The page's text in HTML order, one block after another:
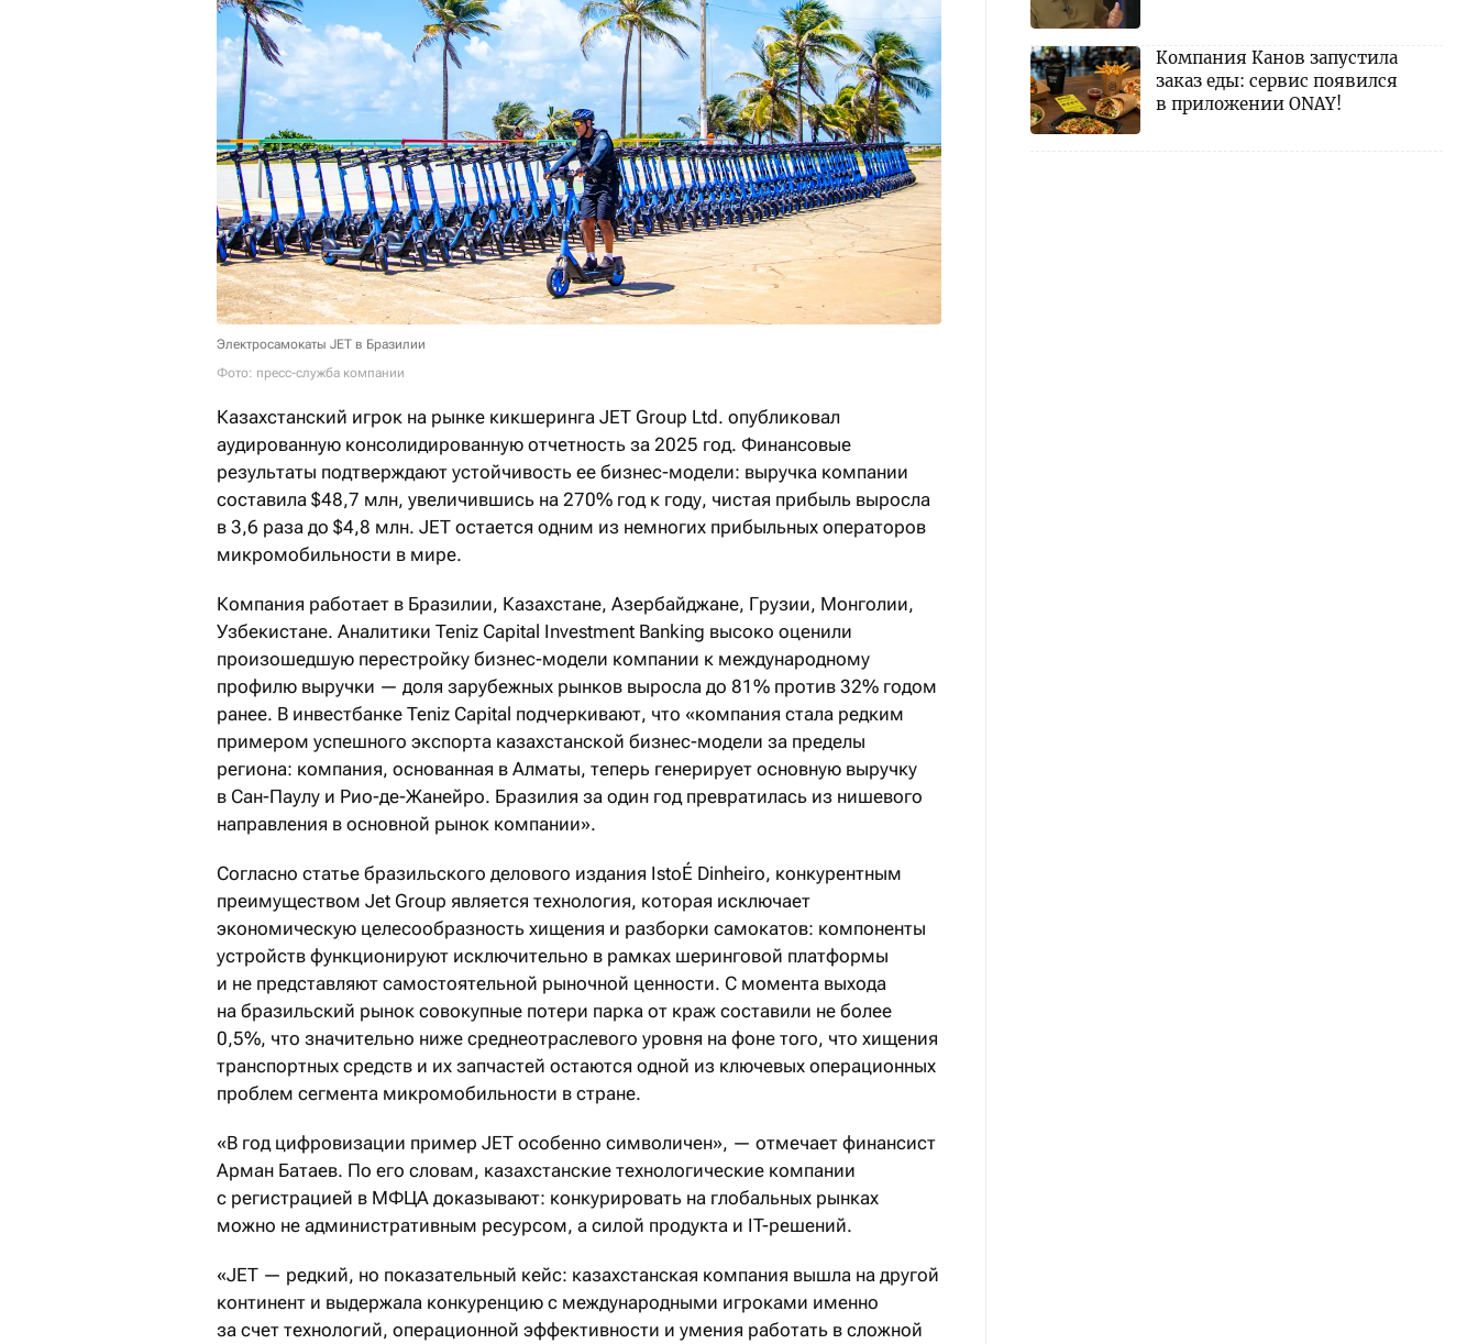
Электросамокаты JET в Бразилии
Фото: пресс-служба компании
Казахстанский игрок на рынке кикшеринга JET Group Ltd. опубликовал
аудированную консолидированную отчетность за 2025 год. Финансовые
результаты подтверждают устойчивость ее бизнес-модели: выручка компании
составила $48,7 млн, увеличившись на 270% год к году, чистая прибыль выросла
в 3,6 раза до $4,8 млн. JET остается одним из немногих прибыльных операторов
микромобильности в мире.
Компания работает в Бразилии, Казахстане, Азербайджане, Грузии, Монголии,
Узбекистане. Аналитики Teniz Capital Investment Banking высоко оценили
произошедшую перестройку бизнес-модели компании к международному
профилю выручки — доля зарубежных рынков выросла до 81% против 32% годом
ранее. В инвестбанке Teniz Capital подчеркивают, что «компания стала редким
примером успешного экспорта казахстанской бизнес-модели за пределы
региона: компания, основанная в Алматы, теперь генерирует основную выручку
в Сан-Паулу и Рио-де-Жанейро. Бразилия за один год превратилась из нишевого
направления в основной рынок компании».
Согласно статье бразильского делового издания IstoÉ Dinheiro, конкурентным
преимуществом Jet Group является технология, которая исключает
экономическую целесообразность хищения и разборки самокатов: компоненты
устройств функционируют исключительно в рамках шеринговой платформы
и не представляют самостоятельной рыночной ценности. С момента выхода
на бразильский рынок совокупные потери парка от краж составили не более
0,5%, что значительно ниже среднеотраслевого уровня на фоне того, что хищения
транспортных средств и их запчастей остаются одной из ключевых операционных
проблем сегмента микромобильности в стране.
«В год цифровизации пример JET особенно символичен», — отмечает финансист
Арман Батаев. По его словам, казахстанские технологические компании
с регистрацией в МФЦА доказывают: конкурировать на глобальных рынках
можно не административным ресурсом, а силой продукта и IT-решений.
«JET — редкий, но показательный кейс: казахстанская компания вышла на другой
континент и выдержала конкуренцию с международными игроками именно
за счет технологий, операционной эффективности и умения работать в сложной
Компания Канов запустила
заказ еды: сервис появился
в приложении ONAY!